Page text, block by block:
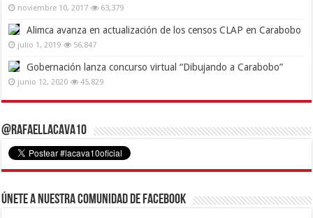
noviembre 10, 2017 63,379
Alimca avanza en actualización de los censos CLAP en Carabobo
julio 1, 2019 56,847
Gobernación lanza concurso virtual “Dibujando a Carabobo”
junio 12, 2020 45,829
@RafaelLacava10
Únete a nuestra comunidad de Facebook